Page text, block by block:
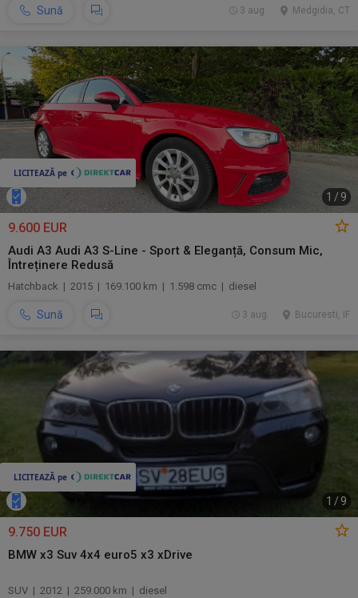
Sună Medgidia, CT
3 aug.
1 / 9
9.600 EUR
Audi A3 Audi A3 S-Line - Sport & Eleganță, Consum Mic,
Întreținere Redusă
Hatchback | 2015 | 169.100 km | 1.598 cmc | diesel
Sună Bucuresti, IF
3 aug.
1 / 9
9.750 EUR
BMW x3 Suv 4x4 euro5 x3 xDrive
SUV | 2012 | 259.000 km | diesel